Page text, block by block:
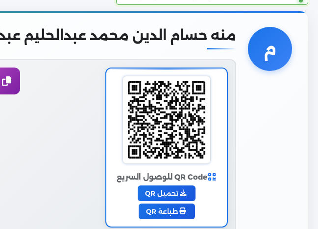
م
منه حسام الدين محمد عبدالحليم
QR Code للوصول السريع
تحميل QR
طباعة QR